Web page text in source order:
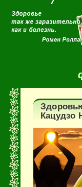
Кацудзо